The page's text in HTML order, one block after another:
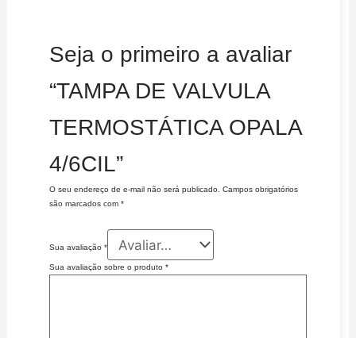
Seja o primeiro a avaliar
“TAMPA DE VALVULA
TERMOSTÁTICA OPALA
4/6CIL”
O seu endereço de e-mail não será publicado.
Campos obrigatórios
são marcados com *
Sua avaliação *
Sua avaliação sobre o produto *